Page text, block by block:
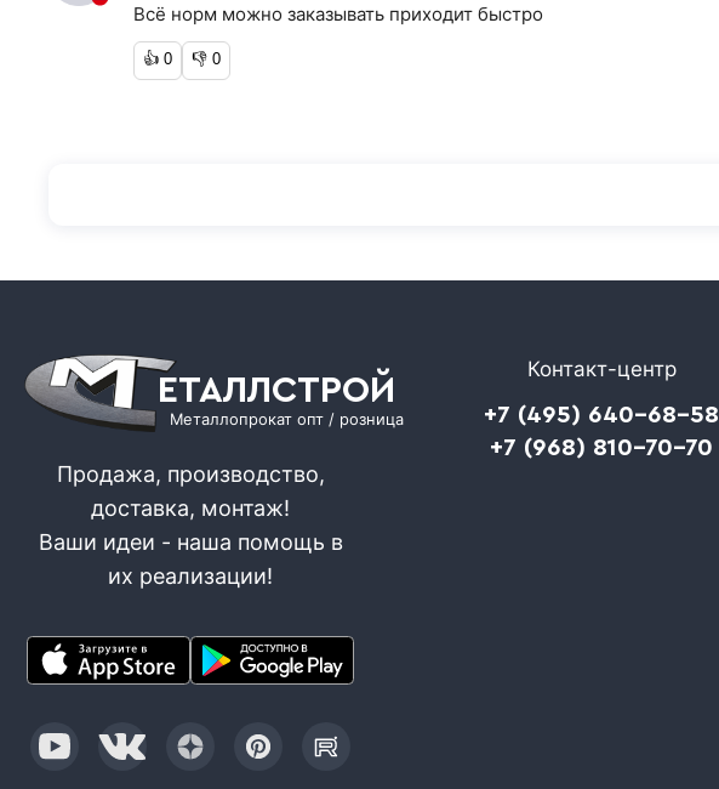
Всё норм можно заказывать приходит быстро
👍 0 👎 0
ЕТАЛЛСТРОЙ
Металлопрокат опт / розница
Продажа, производство,
доставка, монтаж!
Ваши идеи - наша помощь в
их реализации!
Контакт-центр
+7 (495) 640-68-58
+7 (968) 810-70-70